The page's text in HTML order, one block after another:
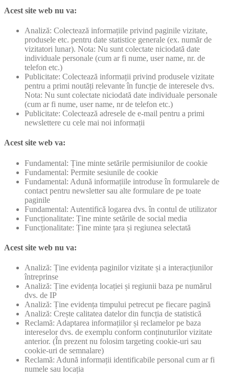
Acest site web nu va:
Analiză: Colectează informațiile privind paginile vizitate,
produsele etc. pentru date statistice generale (ex. număr de
vizitatori lunar). Nota: Nu sunt colectate niciodată date
individuale personale (cum ar fi nume, user name, nr. de
telefon etc.)
Publicitate: Colectează informații privind produsele vizitate
pentru a primi noutăți relevante în funcție de interesele dvs.
Nota: Nu sunt colectate niciodată date individuale personale
(cum ar fi nume, user name, nr de telefon etc.)
Publicitate: Colectează adresele de e-mail pentru a primi
newslettere cu cele mai noi informații
Acest site web va:
Fundamental: Ține minte setările permisiunilor de cookie
Fundamental: Permite sesiunile de cookie
Fundamental: Adună informațiile introduse în formularele de
contact pentru newsletter sau alte formulare de pe toate
paginile
Fundamental: Autentifică logarea dvs. în contul de utilizator
Funcționalitate: Ține minte setările de social media
Funcționalitate: Ține minte țara și regiunea selectată
Acest site web nu va:
Analiză: Ține evidența paginilor vizitate și a interacțiunilor
întreprinse
Analiză: Ține evidența locației și regiunii baza pe numărul
dvs. de IP
Analiză: Ține evidența timpului petrecut pe fiecare pagină
Analiză: Crește calitatea datelor din funcția de statistică
Reclamă: Adaptarea informațiilor și reclamelor pe baza
intereselor dvs. de exemplu conform conținuturilor vizitate
anterior. (În prezent nu folosim targeting cookie-uri sau
cookie-uri de semnalare)
Reclamă: Adună informații identificabile personal cum ar fi
numele sau locația